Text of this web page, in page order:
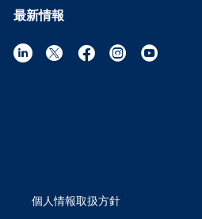
最新情報
個人情報取扱方針